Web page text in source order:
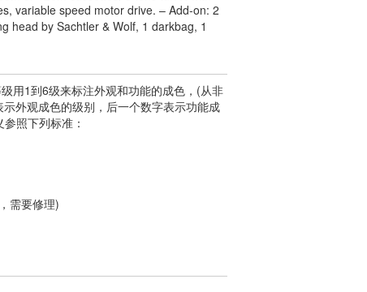
variable speed motor drive. – Add-on: 2
head by Sachtler & Wolf, 1 darkbag, 1
用1到6级来标注外观和功能的成色，(从非
外观成色的级别，后一个数字表示功能成
照下列标准：
需要修理)